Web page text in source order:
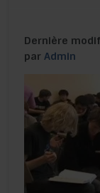
Dernière
parAdmin